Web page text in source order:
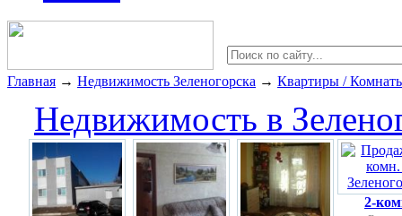
Главная → Недвижимость Зеленогорска → Квартиры /
Недвижимость в
2-